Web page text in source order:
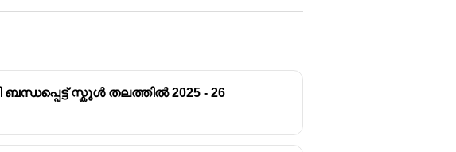
സ്കൂൾ തലത്തിൽ 2025 - 26